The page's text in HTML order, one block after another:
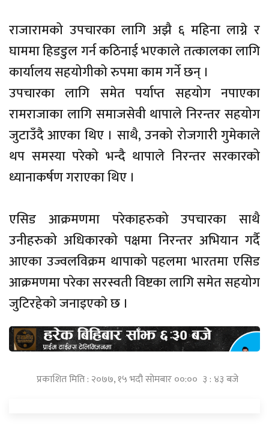
राजारामको उपचारका लागि अझै ६ महिना लाग्ने र
घाममा हिडडुल गर्न कठिनाई भएकाले तत्कालका लागि
कार्यालय सहयोगीको रुपमा काम गर्ने छन् ।
उपचारका लागि समेत पर्याप्त सहयोग नपाएका
रामराजाका लागि समाजसेवी थापाले निरन्तर सहयोग
जुटाउँदै आएका थिए । साथै, उनको रोजगारी गुमेकाले
थप समस्या परेको भन्दै थापाले निरन्तर सरकारको
ध्यानाकर्षण गराएका थिए ।
एसिड आक्रमणमा परेकाहरुको उपचारका साथै
उनीहरुको अधिकारको पक्षमा निरन्तर अभियान गर्दै
आएका उज्वलविक्रम थापाको पहलमा भारतमा एसिड
आक्रमणमा परेका सरस्वती विष्टका लागि समेत सहयोग
जुटिरहेकाे जनाइएकाे छ ।
प्रकाशित मिति : २०७७, १५ भदौ सोमबार ००:०० ३ : ४३ बजे